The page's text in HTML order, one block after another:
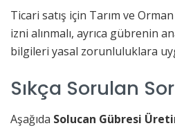
Ticari satış için Tarım ve
izni alınmalı, ayrıca gübrenin
bilgileri yasal zorunluluklara
Sıkça Sorulan
Aşağıda Solucan Gübresi